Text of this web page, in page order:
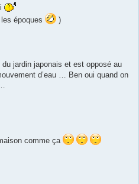
époques
)
jardin japonais et est opposé au
d’eau … Ben oui quand on
comme ça